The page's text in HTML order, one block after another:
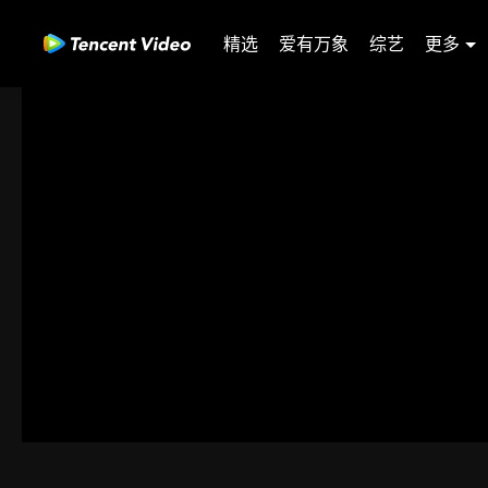
精选 爱有万象 综艺 更多